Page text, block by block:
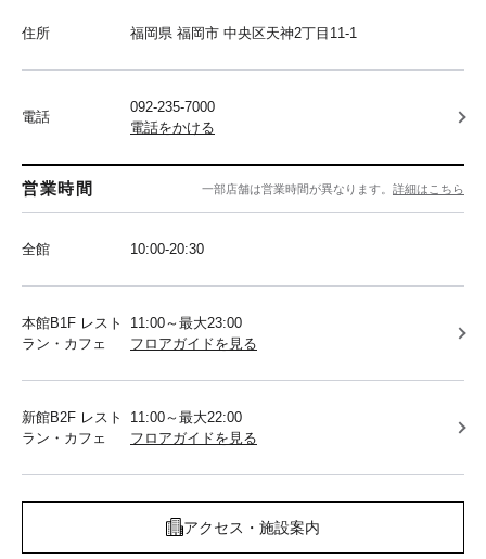
住所 福岡県 福岡市 中央区天神2丁目11-1
電話
092-235-7000
電話をかける
営業時間 一部店舗は営業時間が異なります。 詳細はこちら
全館 10:00-20:30
本館B1F レスト
ラン・カフェ
11:00～最大23:00
フロアガイドを見る
新館B2F レスト
ラン・カフェ
11:00～最大22:00
フロアガイドを見る
アクセス・施設案内